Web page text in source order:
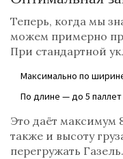
Теперь, когда мы
можем примерно
При стандартной
Максимально по
По длине — до 5 паллет
Это даёт максимум
также и высоту
перегружать Газель.